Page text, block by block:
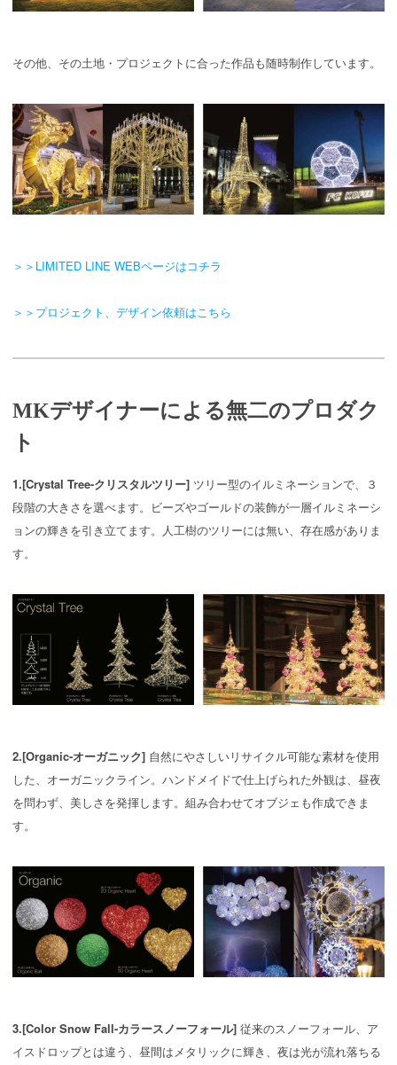
その他、その土地・プロジェクトに合った作品も随時制作しています。
＞＞LIMITED LINE WEBページはコチラ
＞＞プロジェクト、デザイン依頼はこちら
MKデザイナーによる無二のプロダク
ト
1.[Crystal Tree-クリスタルツリー] ツリー型のイルミネーションで、３
段階の大きさを選べます。ビーズやゴールドの装飾が一層イルミネーシ
ョンの輝きを引き立てます。人工樹のツリーには無い、存在感がありま
す。​​​​​​​
2.[Organic-オーガニック] 自然にやさしいリサイクル可能な素材を使用
した、オーガニックライン。ハンドメイドで仕上げられた外観は、昼夜
を問わず、美しさを発揮します。組み合わせてオブジェも作成できま
す。
3.[Color Snow Fall-カラースノーフォール] 従来のスノーフォール、ア
イスドロップとは違う、昼間はメタリックに輝き、夜は光が流れ落ちる